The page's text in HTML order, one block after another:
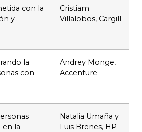
con la
y
Cristiam
Villalobos, Cargill
la
con
Andrey Monge,
Accenture
en la
Natalia Umaña y
Luis Brenes, HP